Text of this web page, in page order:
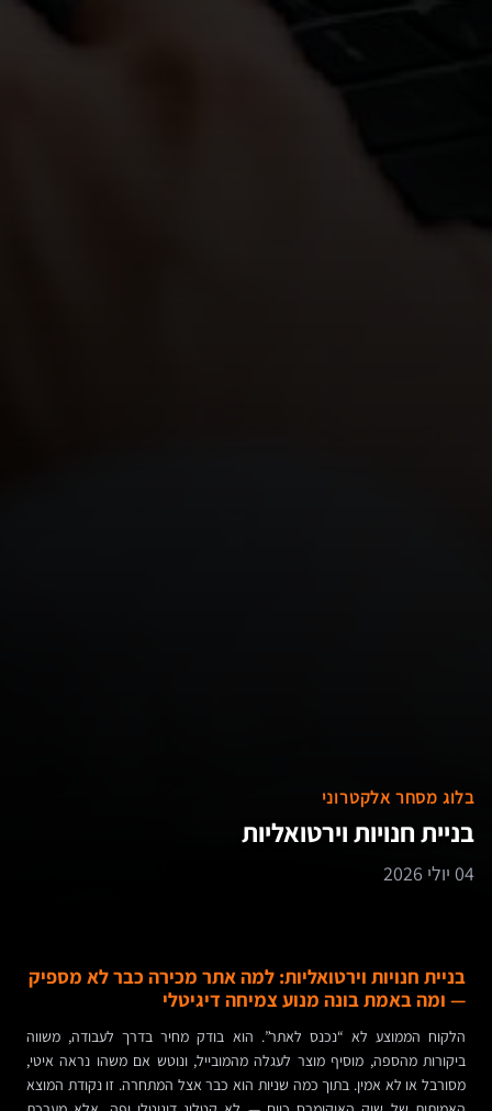
בלוג מסחר אלקטרוני
בניית חנויות וירטואליות
04 יולי 2026
בניית חנויות וירטואליות: למה אתר מכירה כבר לא מספיק
— ומה באמת בונה מנוע צמיחה דיגיטלי
הלקוח הממוצע לא “נכנס לאתר”. הוא בודק מחיר בדרך לעבודה, משווה
ביקורות מהספה, מוסיף מוצר לעגלה מהמובייל, ונוטש אם משהו נראה איטי,
מסורבל או לא אמין. בתוך כמה שניות הוא כבר אצל המתחרה. זו נקודת המוצא